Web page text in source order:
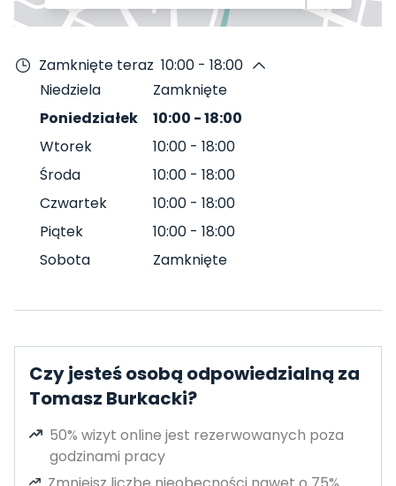
Zamknięte teraz 10:00 - 18:00
Niedziela
Zamknięte
Poniedziałek
10:00 -18:00
Wtorek
10:00 - 18:00
Środa
10:00 - 18:00
Czwartek
10:00 - 18:00
Piątek
10:00 - 18:00
Sobota
Zamknięte
Czy jesteś osobą odpowiedzialną za
Tomasz Burkacki?
50% wizyt online jest rezerwowanych poza
godzinami pracy